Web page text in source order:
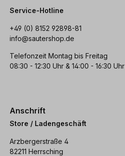
Service-Hotline
+49 (0) 8152 92898-81
info@sautershop.de
Telefonzeit Montag bis Freitag
08:30 - 12:30 Uhr & 14:00 - 16:30 Uhr
Anschrift
Store / Ladengeschäft
Arzbergerstraße 4
82211 Herrsching